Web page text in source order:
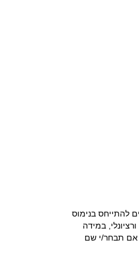
להתייחס בנימוס
במידה
אם תבחר/י שם